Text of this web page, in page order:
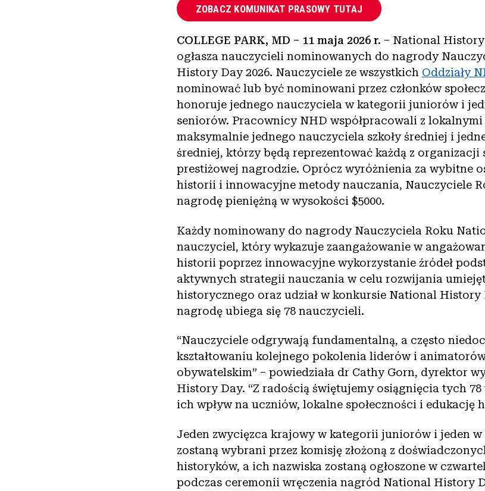
ZOBACZ KOMUNIKAT PRASOWY TUTAJ
COLLEGE PARK, MD – 11 maja 2026 r. – National
ogłasza nauczycieli nominowanych do nagrody
History Day 2026. Nauczyciele ze wszystkich Oddziały
nominować lub być nominowani przez członków
honoruje jednego nauczyciela w kategorii juniorów i
seniorów. Pracownicy NHD współpracowali z
maksymalnie jednego nauczyciela szkoły średniej i
średniej, którzy będą reprezentować każdą z organizacji
prestiżowej nagrodzie. Oprócz wyróżnienia za wybitne
historii i innowacyjne metody nauczania, Nauczyciele
nagrodę pieniężną w wysokości $5000.
Każdy nominowany do nagrody Nauczyciela Roku
nauczyciel, który wykazuje zaangażowanie w
historii poprzez innowacyjne wykorzystanie źródeł
aktywnych strategii nauczania w celu rozwijania
historycznego oraz udział w konkursie National History
nagrodę ubiega się 78 nauczycieli.
“Nauczyciele odgrywają fundamentalną, a często
kształtowaniu kolejnego pokolenia liderów i
obywatelskim” – powiedziała dr Cathy Gorn, dyrektor
History Day. “Z radością świętujemy osiągnięcia tych
ich wpływ na uczniów, lokalne społeczności i edukację
Jeden zwycięzca krajowy w kategorii juniorów i jeden
zostaną wybrani przez komisję złożoną z
historyków, a ich nazwiska zostaną ogłoszone w
podczas ceremonii wręczenia nagród National History